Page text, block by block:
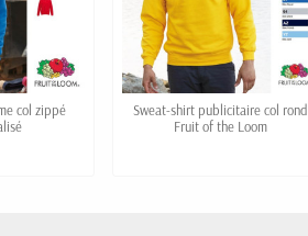
col zippé
Sweat-shirt publicitaire col rond
Fruit of the Loom